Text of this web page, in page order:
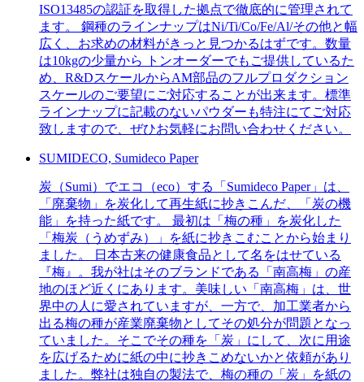
ISO13485の認証を取得した拠点で徹底的に管理されて
ます。 鋼種のラインナップはNi/Ti/Co/Fe/Al/その他と幅
広く、お求めの材料がきっと見つかるはずです。数量
は10kgの少量から トンオーダーでもご提供しているた
め、R&DスケールからAM部品のフルプロダクション
スケールのご要望にご対応することが出来ます。標準
ラインナップに記載のないパウダーも特注にてご対応
致しますので、ぜひお気軽にお問い合わせください。
SUMIDECO, Sumideco Paper
炭（Sumi）でエコ（eco）する「Sumideco Paper」は、
「廃棄物」を炭化して再生紙に抄きこんだ、「炭の機
能」を持った紙です。 最初は「梅の種」を炭化した
「梅炭（うめずみ）」を紙に抄きこむことから始まり
ました。 日本古来の健康食品として名をはせている
『梅』。我が社はそのブランドである「南高梅」の産
地のほど近くにあります。美味しい「南高梅」は、世
界中の人に愛されていますが、一方で、加工業者から
出る梅の種が産業廃棄物としてその処分が問題となっ
ていました。そこでその種を「炭」にして、次に用途
を広げるために紙の中に抄きこめないかと依頼があり
ました。弊社は独自の製法で、梅の種の「炭」を紙の